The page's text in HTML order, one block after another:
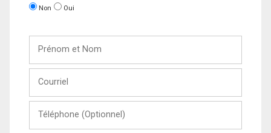
Non Oui
Nom
(Optionnel)